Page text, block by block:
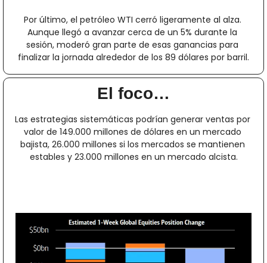
Por último, el petróleo WTI cerró ligeramente al alza.
Aunque llegó a avanzar cerca de un 5% durante la
sesión, moderó gran parte de esas ganancias para
finalizar la jornada alrededor de los 89 dólares por barril.
El foco…
Las estrategias sistemáticas podrían generar ventas por
valor de 149.000 millones de dólares en un mercado
bajista, 26.000 millones si los mercados se mantienen
estables y 23.000 millones en un mercado alcista.